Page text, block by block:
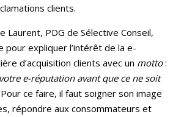
clients.
Laurent, PDG de Sélective Conseil,
pour expliquer l’intérêt de la e-
d’acquisition clients avec un motto:
e-réputation avant que ce ne soit
ce faire, il faut soigner son image
répondre aux consommateurs et